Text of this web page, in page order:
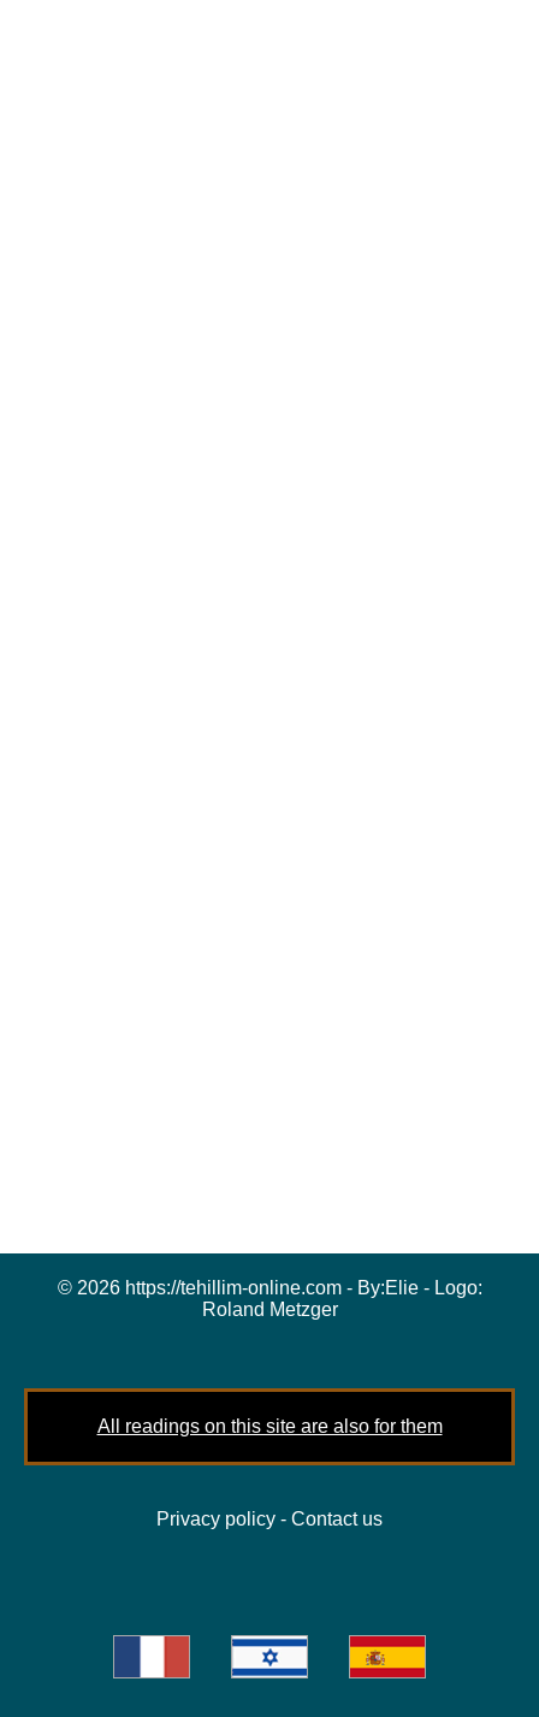
© 2026 https://tehillim-online.com - By:Elie- Logo:
Roland Metzger
All readings on this site are also for them
Privacy policy - Contact us